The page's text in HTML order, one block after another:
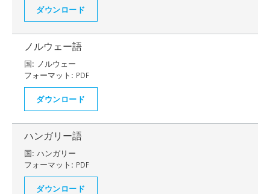
ダウンロード
ノルウェー語
国: ノルウェー
フォーマット: PDF
ダウンロード
ハンガリー語
国: ハンガリー
フォーマット: PDF
ダウンロード